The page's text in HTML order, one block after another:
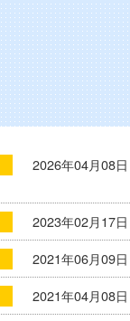
2026年04月08日
2023年02月17日
2021年06月09日
2021年04月08日